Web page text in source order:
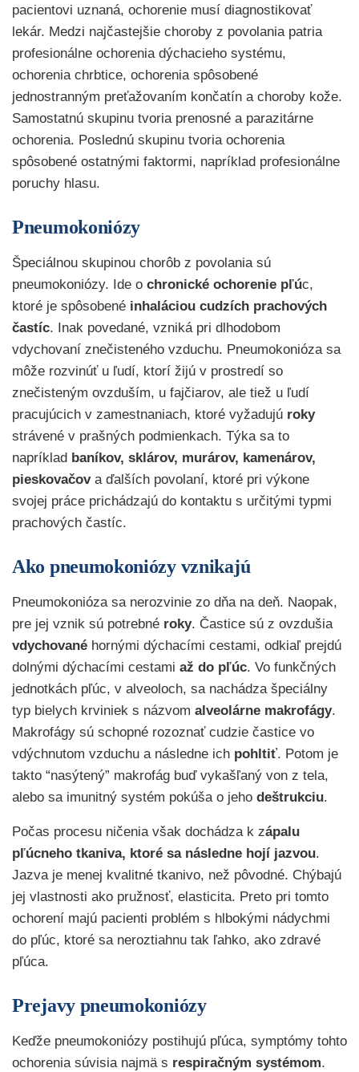
pacientovi uznaná, ochorenie musí diagnostikovať
lekár. Medzi najčastejšie choroby z povolania patria
profesionálne ochorenia dýchacieho systému,
ochorenia chrbtice, ochorenia spôsobené
jednostranným preťažovaním končatín a choroby kože.
Samostatnú skupinu tvoria prenosné a parazitárne
ochorenia. Poslednú skupinu tvoria ochorenia
spôsobené ostatnými faktormi, napríklad profesionálne
poruchy hlasu.
Pneumokoniózy
Špeciálnou skupinou chorôb z povolania sú
pneumokoniózy. Ide o chronické ochorenie pľúc,
ktoré je spôsobené inhaláciou cudzích prachových
častíc. Inak povedané, vzniká pri dlhodobom
vdychovaní znečisteného vzduchu. Pneumokonióza sa
môže rozvinúť u ľudí, ktorí žijú v prostredí so
znečisteným ovzduším, u fajčiarov, ale tiež u ľudí
pracujúcich v zamestnaniach, ktoré vyžadujú roky
strávené v prašných podmienkach. Týka sa to
napríklad baníkov, sklárov, murárov, kamenárov,
pieskovačova ďalších povolaní, ktoré pri výkone
svojej práce prichádzajú do kontaktu s určitými typmi
prachových častíc.
Ako pneumokoniózy vznikajú
Pneumokonióza sa nerozvinie zo dňa na deň. Naopak,
pre jej vznik sú potrebné roky. Častice sú z ovzdušia
vdychované hornými dýchacími cestami, odkiaľ prejdú
dolnými dýchacími cestami až do pľúc. Vo funkčných
jednotkách pľúc, v alveoloch, sa nachádza špeciálny
typ bielych krviniek s názvom alveolárne makrofágy.
Makrofágy sú schopné rozoznať cudzie častice vo
vdýchnutom vzduchu a následne ich pohltiť. Potom je
takto “nasýtený” makrofág buď vykašľaný von z tela,
alebo sa imunitný systém pokúša o jeho deštrukciu.
Počas procesu ničenia však dochádza k zápalu
pľúcneho tkaniva, ktoré sa následne hojí jazvou.
Jazva je menej kvalitné tkanivo, než pôvodné. Chýbajú
jej vlastnosti ako pružnosť, elasticita. Preto pri tomto
ochorení majú pacienti problém s hlbokými nádychmi
do pľúc, ktoré sa neroztiahnu tak ľahko, ako zdravé
pľúca.
Prejavy pneumokoniózy
Keďže pneumokoniózy postihujú pľúca, symptómy tohto
ochorenia súvisia najmä s respiračným systémom.